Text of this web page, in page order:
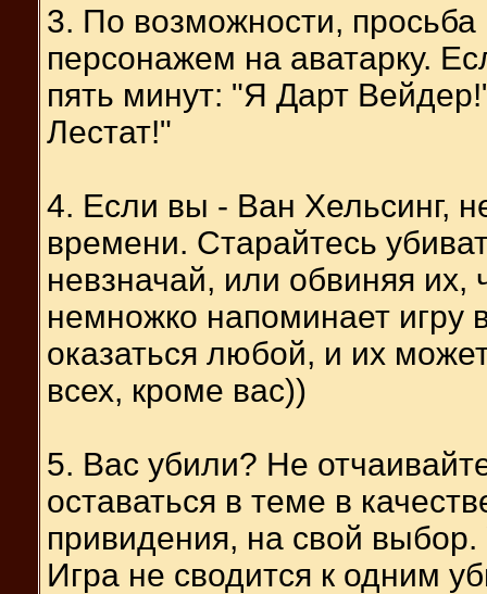
3. По возможности, просьба
персонажем на аватарку.
пять минут: "Я Дарт
Лестат!"
4. Если вы - Ван Хельсинг,
времени. Старайтесь
невзначай, или обвиняя
немножко напоминает
оказаться любой, и их
всех, кроме вас))
5. Вас убили? Не
оставаться в теме в
привидения, на свой
Игра не сводится к одним